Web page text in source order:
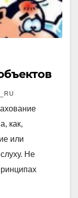
как,
или
Не